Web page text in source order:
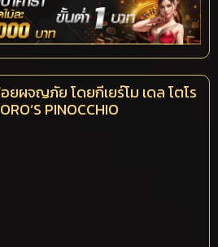
ผจญภัย โดยกีเยร์โม เดล โตโร
PINOCCHIO